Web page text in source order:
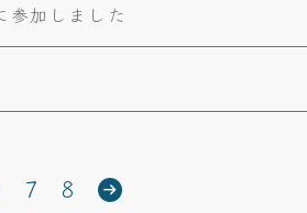
参加しました
7 8